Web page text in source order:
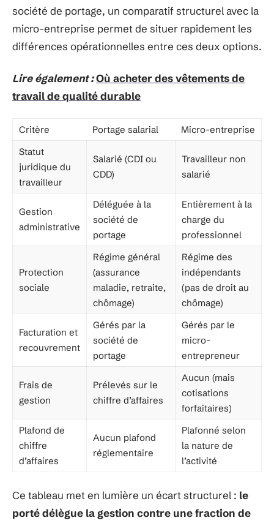
société de portage, un comparatif structurel avec la
micro-entreprise permet de situer rapidement les
différences opérationnelles entre ces deux options.
Lire également :Où acheter des vêtements de
travail de qualité durable
Critère Portage salarial
Micro-entreprise
Statut
juridique du
travailleur
Salarié (CDI ou
CDD)
Travailleur non
salarié
Gestion
administrative
Déléguée à la
société de
portage
Entièrement à la
charge du
professionnel
Protection
sociale
Régime général
(assurance
maladie, retraite,
chômage)
Régime des
indépendants
(pas de droit au
chômage)
Facturation et
recouvrement
Gérés par la
société de
portage
Gérés par le
micro-
entrepreneur
Frais de
gestion
Prélevés sur le
chiffre d’affaires
Aucun (mais
cotisations
forfaitaires)
Plafond de
chiffre
d’affaires
Aucun plafond
réglementaire
Plafonné selon
la nature de
l’activité
Ce tableau met en lumière un écart structurel : le
porté délègue la gestion contre une fraction de